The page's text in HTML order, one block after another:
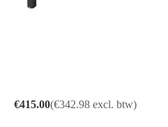
€415.00(€342.98 excl. btw)